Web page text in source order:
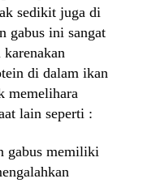
sedikit juga di
gabus ini sangat
di dalam ikan
memelihara
lain seperti :
gabus memiliki